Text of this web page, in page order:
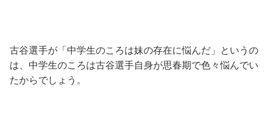
古谷選手が「中学生のころは妹の存在に悩んだ」というの
は、中学生のころは古谷選手自身が思春期で色々悩んでい
たからでしょう。